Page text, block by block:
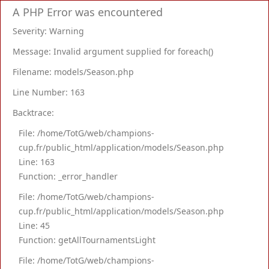
A PHP Error was encountered
Severity: Warning
Message: Invalid argument supplied for foreach()
Filename: models/Season.php
Line Number: 163
Backtrace:
File: /home/TotG/web/champions-
cup.fr/public_html/application/models/Season.php
Line: 163
Function: _error_handler
File: /home/TotG/web/champions-
cup.fr/public_html/application/models/Season.php
Line: 45
Function: getAllTournamentsLight
File: /home/TotG/web/champions-